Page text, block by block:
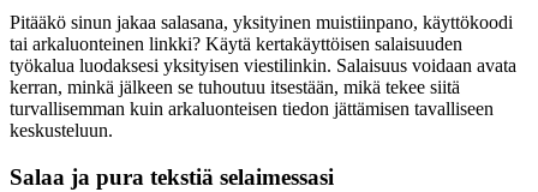
Pitääkö sinun jakaa salasana, yksityinen muistiinpano, käyttökoodi
tai arkaluonteinen linkki? Käytä kertakäyttöisen salaisuuden
työkalua luodaksesi yksityisen viestilinkin. Salaisuus voidaan avata
kerran, minkä jälkeen se tuhoutuu itsestään, mikä tekee siitä
turvallisemman kuin arkaluonteisen tiedon jättämisen tavalliseen
keskusteluun.
Salaa ja pura tekstiä selaimessasi